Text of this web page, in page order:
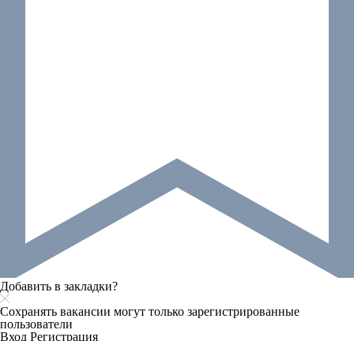
Добавить в закладки?
Сохранять вакансии могут только зарегистрированные
пользователи
Вход Регистрация